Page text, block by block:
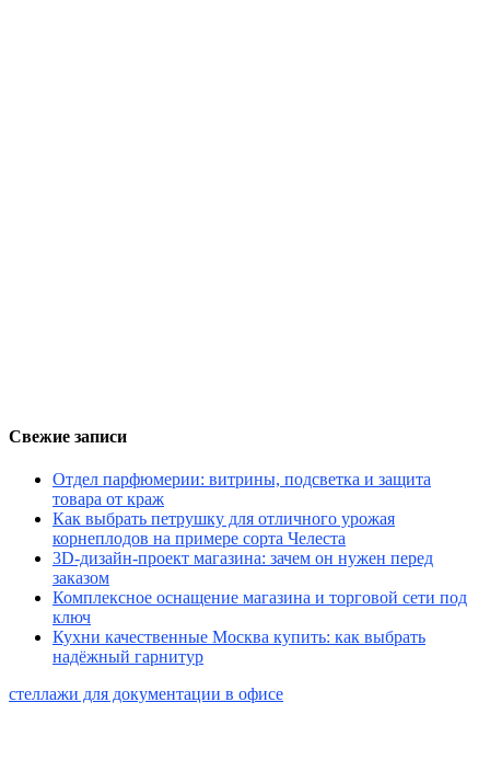
Свежие записи
Отдел парфюмерии: витрины, подсветка и защита
товара от краж
Как выбрать петрушку для отличного урожая
корнеплодов на примере сорта Челеста
3D-дизайн-проект магазина: зачем он нужен перед
заказом
Комплексное оснащение магазина и торговой сети под
ключ
Кухни качественные Москва купить: как выбрать
надёжный гарнитур
стеллажи для документации в офисе